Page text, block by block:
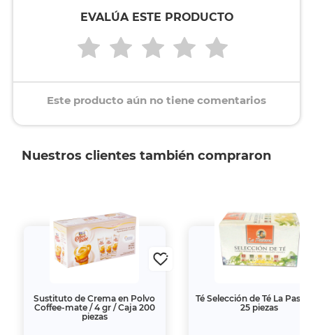
EVALÚA ESTE PRODUCTO
Este producto aún no tiene comentarios
Nuestros clientes también compraron
Sustituto de Crema en Polvo
Coffee-mate / 4 gr / Caja 200
piezas
Té Selección de Té La
25 piezas